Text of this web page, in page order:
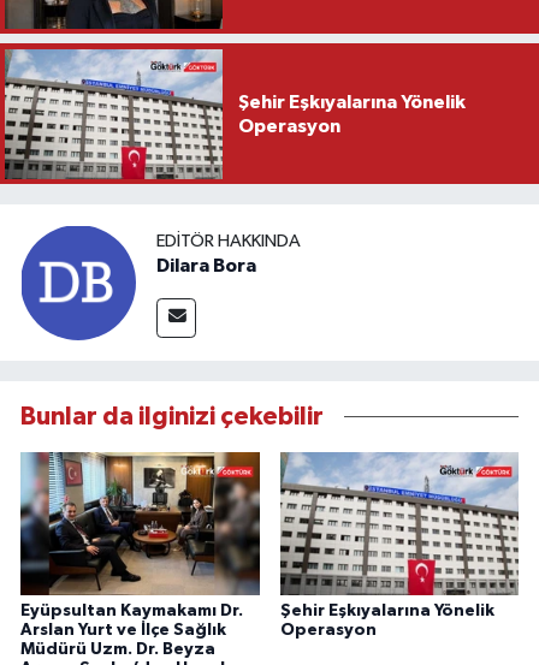
Şehir Eşkıyalarına Yönelik
Operasyon
EDITÖR HAKKINDA
Dilara Bora
Bunlar da ilginizi çekebilir
Eyüpsultan Kaymakamı Dr.
Arslan Yurt ve İlçe Sağlık
Müdürü Uzm. Dr. Beyza
Şehir Eşkıyalarına Yönelik
Operasyon